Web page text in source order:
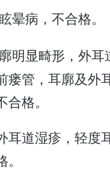
眩晕病，不合格。
明显畸形，外耳
瘘管，耳廓及外
格。
耳道湿疹，轻度